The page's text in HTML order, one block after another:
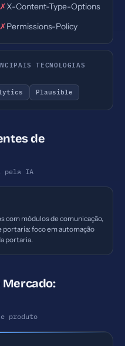
✗X-Content-Type-Options
✗Permissions-Policy
TECNOLOGIAS
Plausible
de
pela IA
com módulos de comunicação,
foco em automação
portaria.
Mercado:
produto